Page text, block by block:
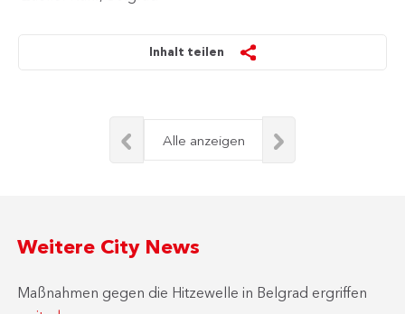
Inhalt teilen
Alle anzeigen
Weitere City News
Maßnahmen gegen die Hitzewelle in Belgrad ergriffen